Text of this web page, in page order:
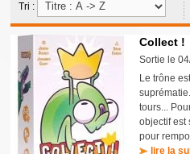
Tri :
Collect !
Sortie le
Le trône
tours...
objectif est
pour
lire la